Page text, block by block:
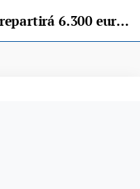
El Carnaval de Ribadesella repartirá 6.300 euros en premios el próximo 15 de febrero